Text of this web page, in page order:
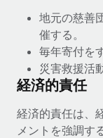
地元の慈善
催する。
毎年寄付を
災害救援活
経済的責任
経済的責任は、
メントを強調す